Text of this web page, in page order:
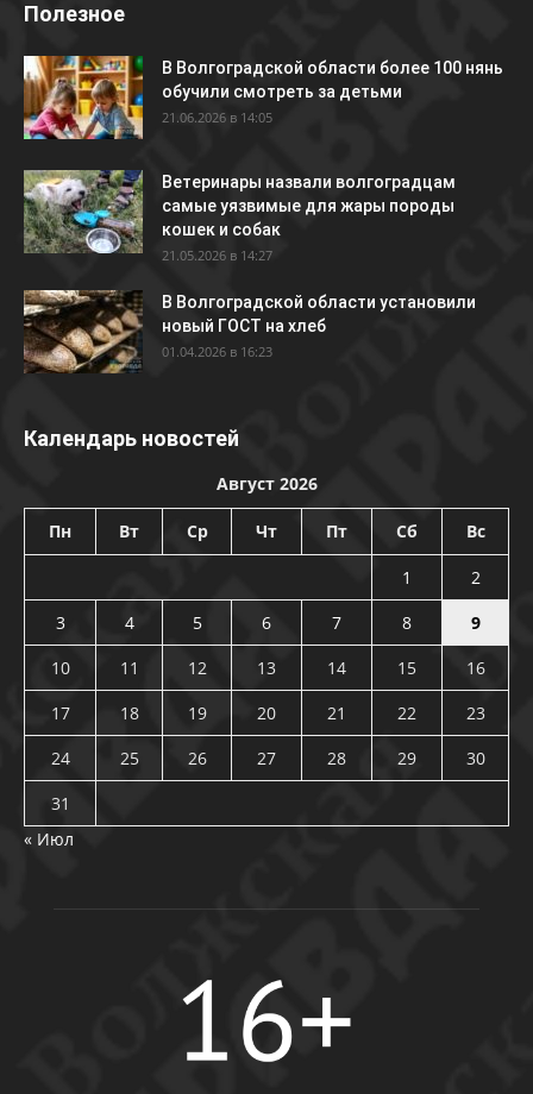
Полезное
В Волгоградской области более 100 нянь
обучили смотреть за детьми
21.06.2026 в 14:05
Ветеринары назвали волгоградцам
самые уязвимые для жары породы
кошек и собак
21.05.2026 в 14:27
В Волгоградской области установили
новый ГОСТ на хлеб
01.04.2026 в 16:23
Календарь новостей
Август 2026
Пн Вт Ср Чт Пт Сб Вс
1
2
3
4 5 6 7 8
9
10
11 12 13 14 15
16
17
18 19 20 21 22
23
24
25 26 27 28 29
30
31
« Июл